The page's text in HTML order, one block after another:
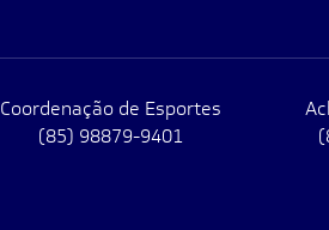
Coordenação de Esportes
(85) 98879-9401